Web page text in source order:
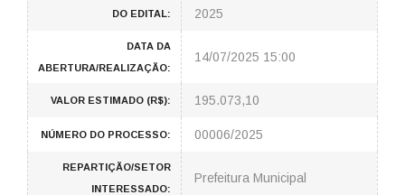
DO EDITAL:
2025
DATA DA
ABERTURA/REALIZAÇÃO:
14/07/2025 15:00
VALOR ESTIMADO (R$): 195.073,10
NÚMERO DO PROCESSO: 00006/2025
REPARTIÇÃO/SETOR
INTERESSADO:
Prefeitura Municipal